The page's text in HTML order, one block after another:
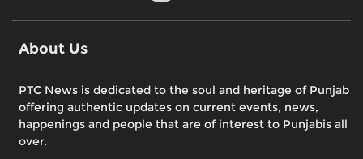
About Us
PTC News is dedicated to the soul and heritage of Punjab
offering authentic updates on current events, news,
happenings and people that are of interest to Punjabis all
over.